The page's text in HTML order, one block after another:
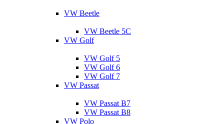
VW Beetle
VW Beetle 5C
VW Golf
VW Golf 5
VW Golf 6
VW Golf 7
VW Passat
VW Passat B7
VW Passat B8
VW Polo